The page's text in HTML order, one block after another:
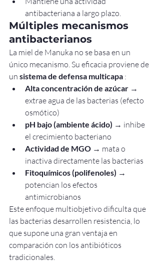
antibacteriana a largo plazo.
Múltiples mecanismos
antibacterianos
La miel de Manuka no se basa en un
único mecanismo. Su eficacia proviene de
un sistema de defensa multicapa :
Alta concentración de azúcar →
extrae agua de las bacterias (efecto
osmótico)
pH bajo (ambiente ácido) → inhibe
el crecimiento bacteriano
Actividad de MGO → mata o
inactiva directamente las bacterias
Fitoquímicos (polifenoles) →
potencian los efectos
antimicrobianos
Este enfoque multiobjetivo dificulta que
las bacterias desarrollen resistencia, lo
que supone una gran ventaja en
comparación con los antibióticos
tradicionales.